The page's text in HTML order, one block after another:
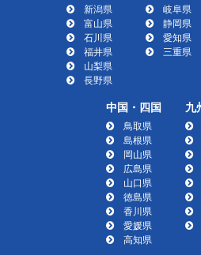
新潟県
富山県
石川県
福井県
山梨県
長野県
岐阜県
静岡県
愛知県
三重県
中国・四国
鳥取県
島根県
岡山県
広島県
山口県
徳島県
香川県
愛媛県
高知県
九